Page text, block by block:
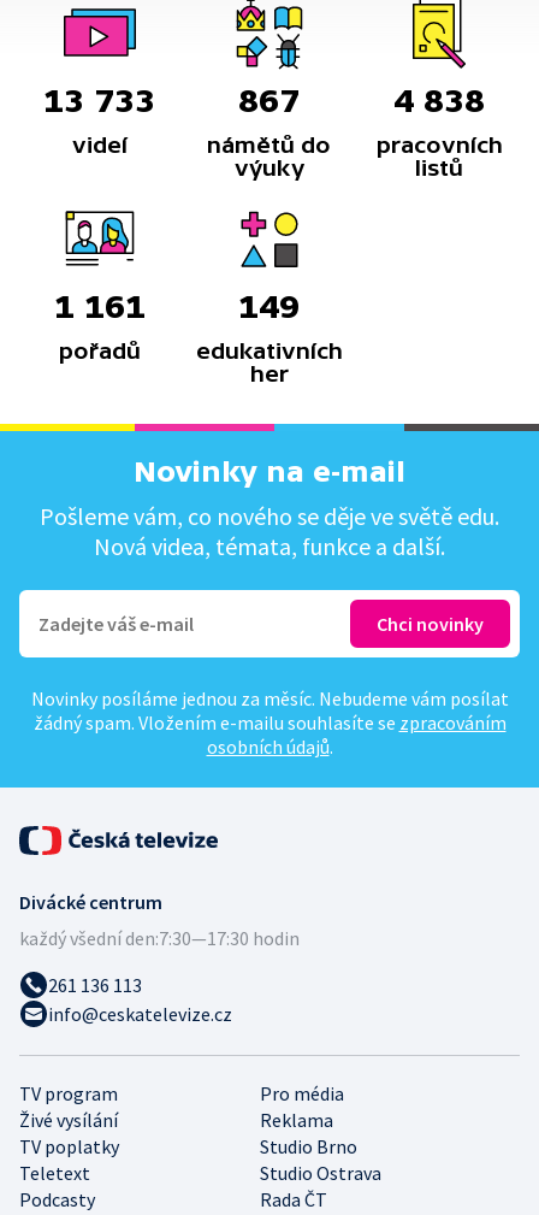
13 733
videí
867
námětů do
výuky
4 838
pracovních
listů
1 161
pořadů
149
edukativních
her
Novinky na e-mail
Pošleme vám, co nového se děje ve světě edu.
Nová videa, témata, funkce a další.
Novinky posíláme jednou za měsíc. Nebudeme vám posílat
žádný spam. Vložením e-mailu souhlasíte se zpracováním
osobních údajů.